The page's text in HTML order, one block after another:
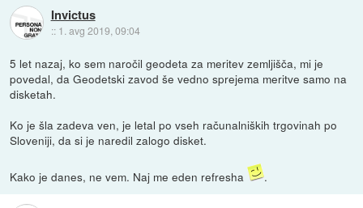
Invictus
:: 1. avg 2019, 09:04
5 let nazaj, ko sem naročil geodeta za meritev zemljišča, mi je
povedal, da Geodetski zavod še vedno sprejema meritve samo na
disketah.
Ko je šla zadeva ven, je letal po vseh računalniških trgovinah po
Sloveniji, da si je naredil zalogo disket.
Kako je danes, ne vem. Naj me eden refresha .